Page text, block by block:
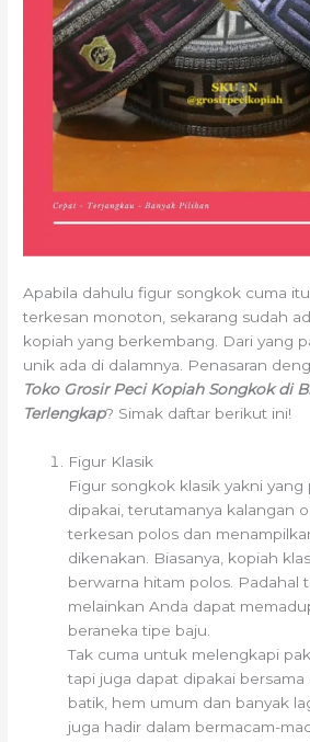
Apabila dahulu figur songkok cuma
terkesan monoton, sekarang sudah
kopiah yang berkembang. Dari yang
unik ada di dalamnya. Penasaran
Toko Grosir Peci Kopiah Songkok di
Terlengkap? Simak daftar berikut ini!
Figur Klasik
Figur songkok klasik yakni yang
dipakai, terutamanya kalangan
terkesan polos dan
dikenakan. Biasanya, kopiah
berwarna hitam polos. Padahal
melainkan Anda dapat
beraneka tipe baju.
Tak cuma untuk melengkapi
tapi juga dapat dipakai
batik, hem umum dan banyak
juga hadir dalam bermacam-